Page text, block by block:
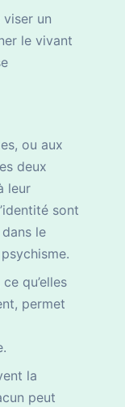
viser un
le vivant
ou aux
deux
leur
sont
le
qu’elles
permet
la
peut